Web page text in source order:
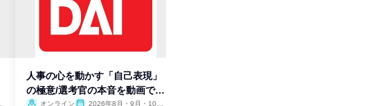
人事の心を動かす「自己表現」
の極意/選考官の本音を動画で公
オンライン 2026年8月・9月・10